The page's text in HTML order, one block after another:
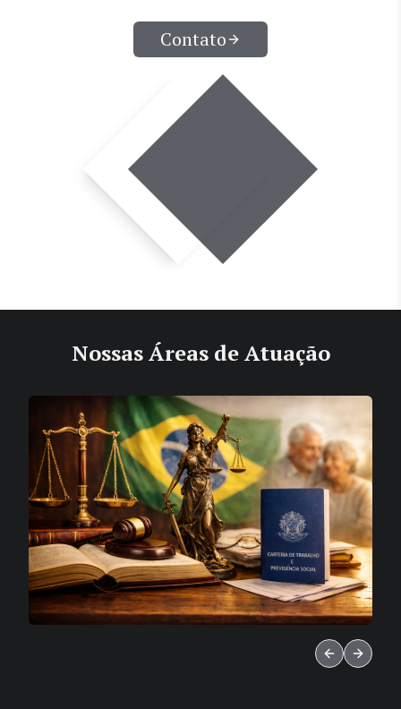
Contato
Nossas Áreas de Atuação
PrevidenciárioPrevious
Next